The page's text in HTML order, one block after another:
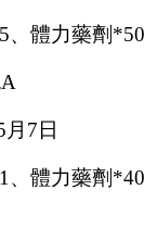
、體力藥劑*50
A
月 7 日
、體力藥劑